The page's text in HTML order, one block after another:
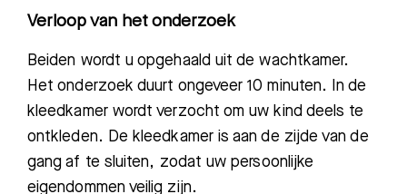
Verloop van het onderzoek
Beiden wordt uopgehaald uit de wachtkamer.
Het onderzoek duurt ongeveer 10 minuten. In de
kleedkamer wordt verzocht om uw kind deels te
ontkleden. De kleedkamer is aan de zijde van de
gang af te sluiten, zodat uw persoonlijke
eigendommen veilig zijn.